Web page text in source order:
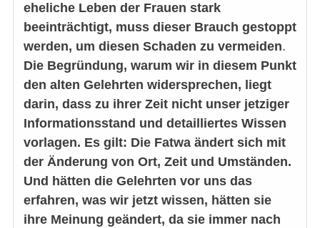
eheliche Leben der Frauen stark
beeinträchtigt, muss dieser Brauch gestoppt
werden, um diesen Schaden zu vermeiden.
Die Begründung, warum wir in diesem Punkt
den alten Gelehrten widersprechen, liegt
darin, dass zu ihrer Zeit nicht unser jetziger
Informationsstand und detailliertes Wissen
vorlagen. Es gilt: Die Fatwa ändert sich mit
der Änderung von Ort, Zeit und Umständen.
Und hätten die Gelehrten vor uns das
erfahren, was wir jetzt wissen, hätten sie
ihre Meinung geändert, da sie immer nach